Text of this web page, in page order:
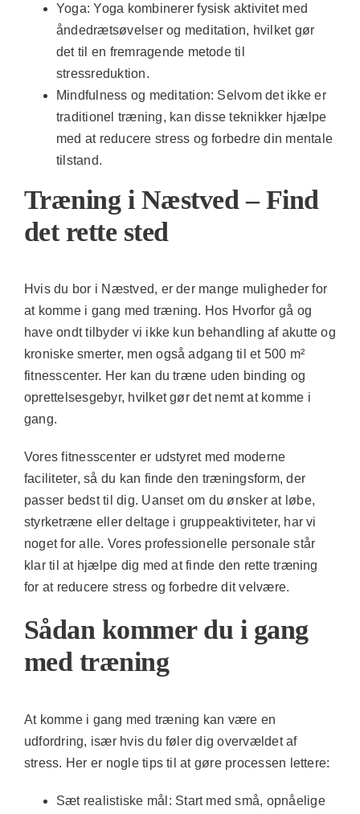
Yoga: Yoga kombinerer fysisk aktivitet med
åndedrætsøvelser og meditation, hvilket gør
det til en fremragende metode til
stressreduktion.
Mindfulness og meditation: Selvom det ikke er
traditionel træning, kan disse teknikker hjælpe
med at reducere stress og forbedre din mentale
tilstand.
Træning i Næstved – Find
det rette sted
Hvis du bor i Næstved, er der mange muligheder for
at komme i gang med træning. Hos Hvorfor gå og
have ondt tilbyder vi ikke kun behandling af akutte og
kroniske smerter, men også adgang til et 500 m²
fitnesscenter. Her kan du træne uden binding og
oprettelsesgebyr, hvilket gør det nemt at komme i
gang.
Vores fitnesscenter er udstyret med moderne
faciliteter, så du kan finde den træningsform, der
passer bedst til dig. Uanset om du ønsker at løbe,
styrketræne eller deltage i gruppeaktiviteter, har vi
noget for alle. Vores professionelle personale står
klar til at hjælpe dig med at finde den rette træning
for at reducere stress og forbedre dit velvære.
Sådan kommer du i gang
med træning
At komme i gang med træning kan være en
udfordring, især hvis du føler dig overvældet af
stress. Her er nogle tips til at gøre processen lettere:
Sæt realistiske mål: Start med små, opnåelige